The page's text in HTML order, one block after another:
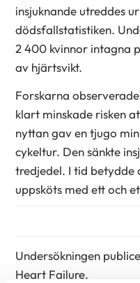
insjuknande utreddes
dödsfallstatistiken.
2 400 kvinnor intagna
av hjärtsvikt.
Forskarna
klart minskade risken
nyttan gav en tjugo
cykeltur. Den sänkte
tredjedel. I tid betydde
uppsköts med ett och
Undersökningen
Heart Failure.